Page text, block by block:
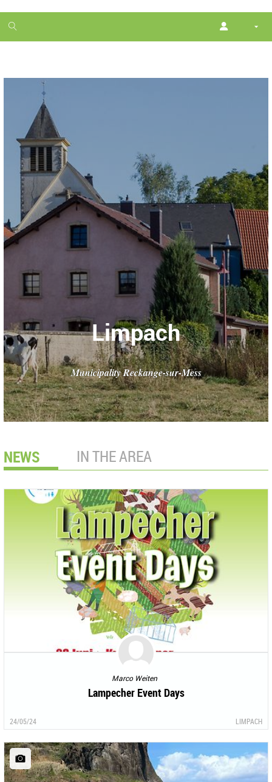
1
month
Limpach
Municipality Reckange-sur-Mess
NEWS IN THE AREA
Marco Weiten
Lampecher Event Days
24/05/24 LIMPACH